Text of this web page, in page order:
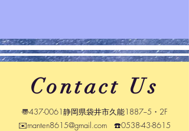
Contact Us
〠437-0061静岡県袋井市久能1887−5・2F
✉️manten8615@gmail.com ☎️0538-43-8615